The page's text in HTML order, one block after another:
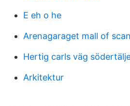
E eh o he
Arenagaraget mall of
Hertig carls väg
Arkitektur